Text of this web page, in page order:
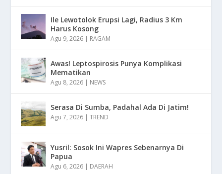
Ile Lewotolok Erupsi Lagi, Radius 3 Km
Harus Kosong
Agu 9, 2026 | RAGAM
Awas! Leptospirosis Punya Komplikasi
Mematikan
Agu 8, 2026 | NEWS
Serasa Di Sumba, Padahal Ada Di Jatim!
Agu 7, 2026 |TREND
Yusril: Sosok Ini Wapres Sebenarnya Di
Papua
Agu 6, 2026 | DAERAH